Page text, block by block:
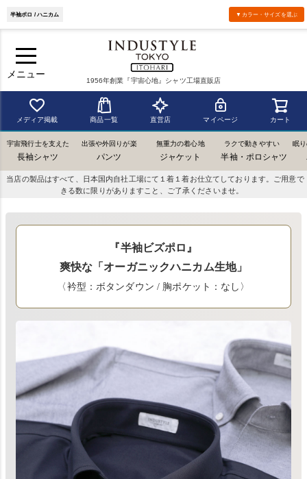
メニュー
1956年創業『宇宙心地』シャツ工場直販店
メディア掲載 商品一覧 直営店 マイページ カート
宇宙飛行士を支えた
長袖シャツ
出張や外回りが楽
パンツ
無重力の着心地
ジャケット
ラクで動きやすい
半袖・ポロシャツ
眠
当店の製品はすべて、日本国内自社工場にて１着１着お仕立てしております。ご用意で
きる数に限りがありますこと、ご了承くださいませ。
半袖ポロ / ハニカム ▼カラー・サイズを選ぶ
『半袖ビズポロ』
爽快な「オーガニックハニカム生地」
〈衿型：ボタンダウン / 胸ポケット：なし〉